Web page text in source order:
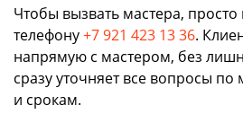
Чтобы вызвать мастера,
телефону+7 921 423 13 36.
напрямую с мастером, без
сразу уточняет все вопросы
и срокам.